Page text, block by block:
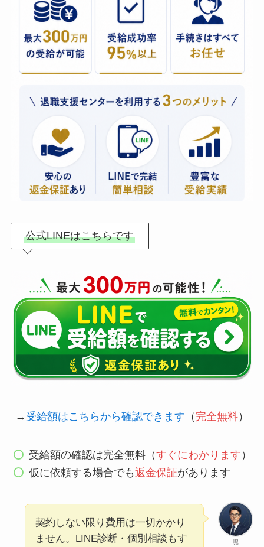
公式LINEはこちらです
→ 受給額はこちらから確認できます （ 完全無料）
受給額の確認は完全無料（すぐにわかります ）
仮に依頼する場合でも返金保証があります
堀
契約しない限り費用は一切かかり
ません。LINE診断・個別相談もす